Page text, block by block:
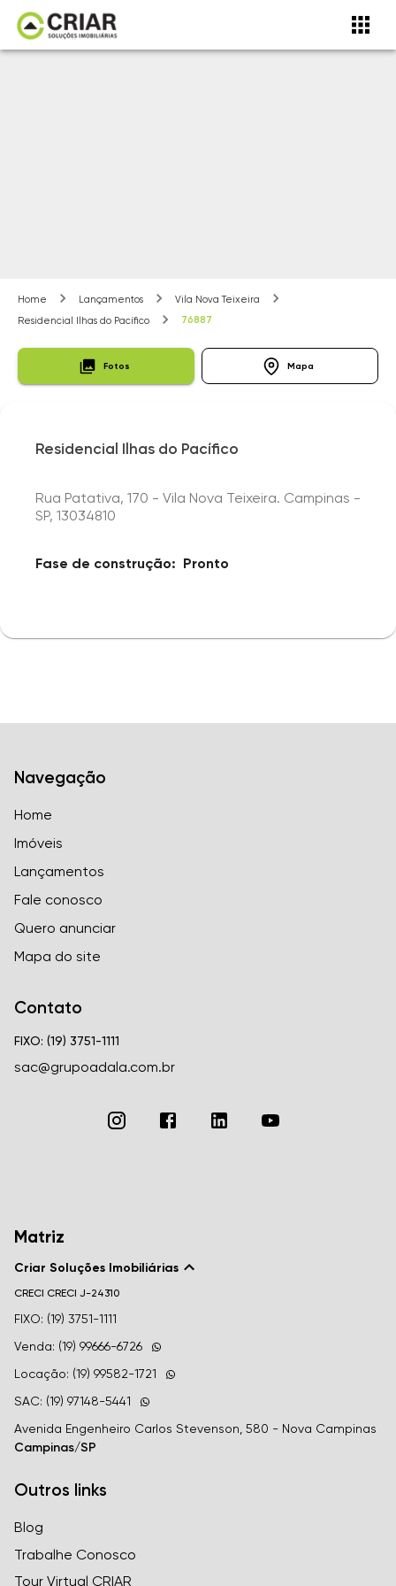
Home Lançamentos
Vila Nova Teixeira
Residencial Ilhas do Pacífico
76887
Fotos Mapa
Residencial Ilhas do Pacífico
Rua Patativa, 170 - Vila Nova Teixeira. Campinas -
SP, 13034810
Fase de construção: Pronto
Navegação
Home
Imóveis
Lançamentos
Fale conosco
Quero anunciar
Mapa do site
Contato
FIXO: (19) 3751-1111
sac@grupoadala.com.br
Matriz
Criar Soluções Imobiliárias
CRECI CRECI J-24310
FIXO: (19) 3751-1111
Venda: (19) 99666-6726
Locação: (19) 99582-1721
SAC: (19) 97148-5441
Avenida Engenheiro Carlos Stevenson, 580 - Nova Campinas
Campinas/SP
Outros links
Blog
Trabalhe Conosco
Tour Virtual CRIAR